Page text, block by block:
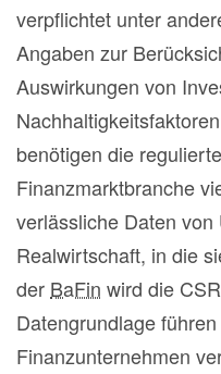
verpflichtet unter
Angaben zur
Auswirkungen von
benötigen die
Finanzmarktbranche
verlässliche Daten
Realwirtschaft, in die
der BaFin wird die
Datengrundlage
Finanzunternehmen